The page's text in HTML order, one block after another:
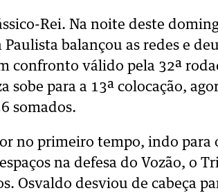
Rei. Na noite deste
balançou as redes e
confronto válido pela 32ª
sobe para a 13ª colocação,
somados.
no primeiro tempo, indo
na defesa do Vozão, o
Osvaldo desviou de cabeça